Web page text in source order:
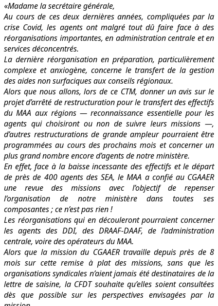
«Madame la secrétaire générale,
Au cours de ces deux dernières années, compliquées par la
crise Covid, les agents ont malgré tout dû faire face à des
réorganisations importantes, en administration centrale et en
services déconcentrés.
La dernière réorganisation en préparation, particulièrement
complexe et anxiogène, concerne le transfert de la gestion
des aides non surfaciques aux conseils régionaux.
Alors que nous allons, lors de ce CTM, donner un avis sur le
projet d’arrêté de restructuration pour le transfert des effectifs
du MAA aux régions — reconnaissance essentielle pour les
agents qui choisiront ou non de suivre leurs missions —,
d’autres restructurations de grande ampleur pourraient être
programmées au cours des prochains mois et concerner un
plus grand nombre encore d’agents de notre ministère.
En effet, face à la baisse incessante des effectifs et le départ
de près de 400 agents des SEA, le MAA a confié au CGAAER
une revue des missions avec l’objectif de repenser
l’organisation de notre ministère dans toutes ses
composantes ; ce n’est pas rien !
Les réorganisations qui en découleront pourraient concerner
les agents des DDI, des DRAAF-DAAF, de l’administration
centrale, voire des opérateurs du MAA.
Alors que la mission du CGAAER travaille depuis près de 8
mois sur cette remise à plat des missions, sans que les
organisations syndicales n’aient jamais été destinataires de la
lettre de saisine, la CFDT souhaite qu’elles soient consultées
dès que possible sur les perspectives envisagées par la